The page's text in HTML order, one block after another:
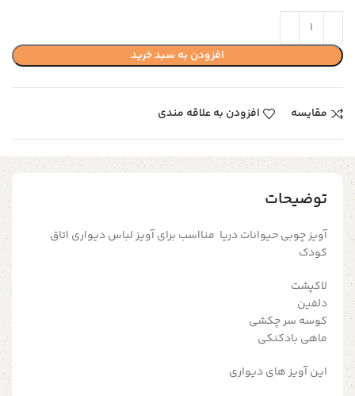
افزودن به سبد خرید
مقایسه افزودن به علاقه مندی
توضیحات
آویز چوبی حیوانات دریا منااسب برای آویز لباس دیواری اتاق
کودک
لاکپشت
دلفین
کوسه سر چکشی
ماهی بادکنکی
این آویز های دیواری